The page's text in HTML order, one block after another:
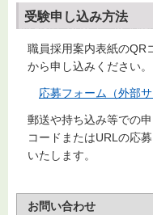
受験申し込み方法
職員採用案内表紙のQR
から申し込みください。
応募フォーム（外部サ
郵送や持ち込み等での
コードまたはURLの応
いたします。
お問い合わせ